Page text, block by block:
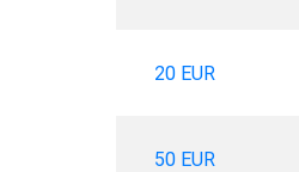
20 EUR
50 EUR